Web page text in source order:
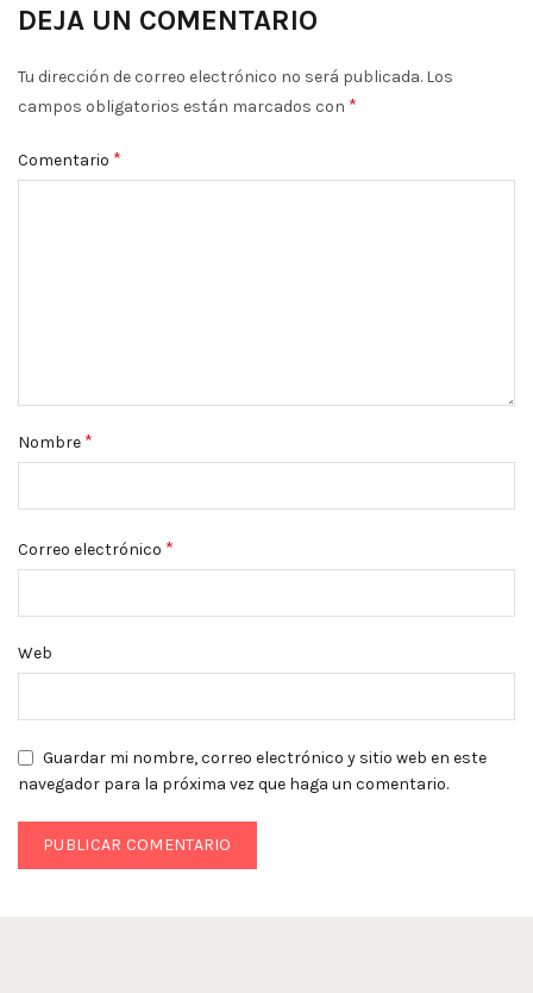
DEJA UN COMENTARIO
Tu dirección de correo electrónico no será publicada. Los
campos obligatorios están marcados con *
Comentario *
Nombre *
Correo electrónico *
Web
Guardar mi nombre, correo electrónico y sitio web en este
navegador para la próxima vez que haga un comentario.